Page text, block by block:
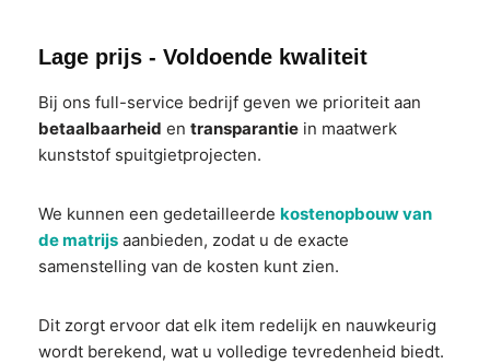
Lage prijs - Voldoende kwaliteit
Bij ons full-service bedrijf geven we prioriteit aan
betaalbaarheid en transparantie in maatwerk
kunststof spuitgietprojecten.
We kunnen een gedetailleerde kostenopbouw van
de matrijs aanbieden, zodat u de exacte
samenstelling van de kosten kunt zien.
Dit zorgt ervoor dat elk item redelijk en nauwkeurig
wordt berekend, wat u volledige tevredenheid biedt.